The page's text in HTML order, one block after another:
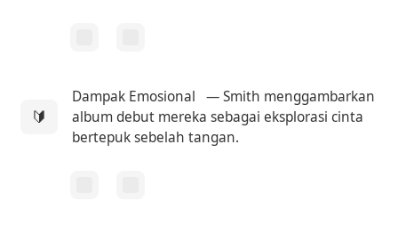
🔰
Dampak Emosional
— Smith menggambarkan
album debut mereka sebagai eksplorasi cinta
bertepuk sebelah tangan.